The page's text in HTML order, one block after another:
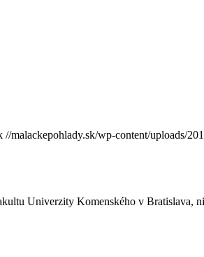
//malackepohlady.sk/wp-content/uploads/
Univerzity Komenského v Bratislava,